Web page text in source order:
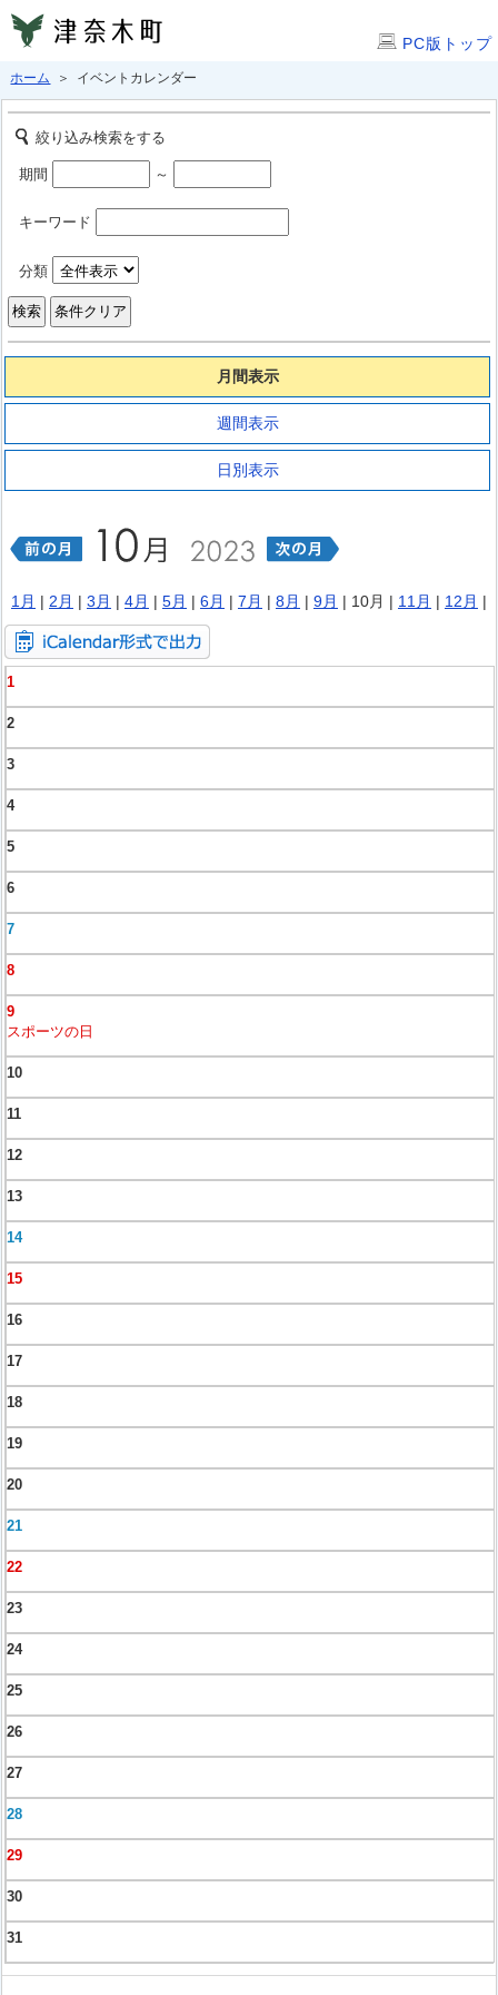
PC版トップ
ホーム ＞ イベントカレンダー
絞り込み検索をする
期間 ～
キーワード
分類
月間表示
週間表示
日別表示
1月 | 2月 | 3月 | 4月 | 5月 | 6月 | 7月 | 8月 | 9月 | 10月 | 11月 | 12月 |
1
2
3
4
5
6
7
8
9
スポーツの日
10
11
12
13
14
15
16
17
18
19
20
21
22
23
24
25
26
27
28
29
30
31